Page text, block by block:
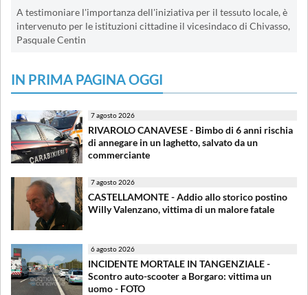
A testimoniare l'importanza dell'iniziativa per il tessuto locale, è
intervenuto per le istituzioni cittadine il vicesindaco di Chivasso,
Pasquale Centin
IN PRIMA PAGINA OGGI
7 agosto 2026
RIVAROLO CANAVESE - Bimbo di 6 anni rischia
di annegare in un laghetto, salvato da un
commerciante
7 agosto 2026
CASTELLAMONTE - Addio allo storico postino
Willy Valenzano, vittima di un malore fatale
6 agosto 2026
INCIDENTE MORTALE IN TANGENZIALE -
Scontro auto-scooter a Borgaro: vittima un
uomo - FOTO